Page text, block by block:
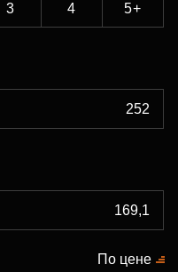
3 4 5+
По цене